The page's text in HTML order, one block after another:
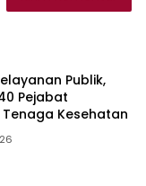
Publik,
Pejabat
Kesehatan